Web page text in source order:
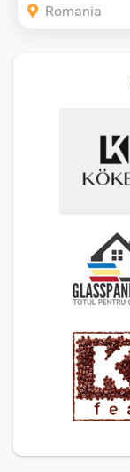
Romania